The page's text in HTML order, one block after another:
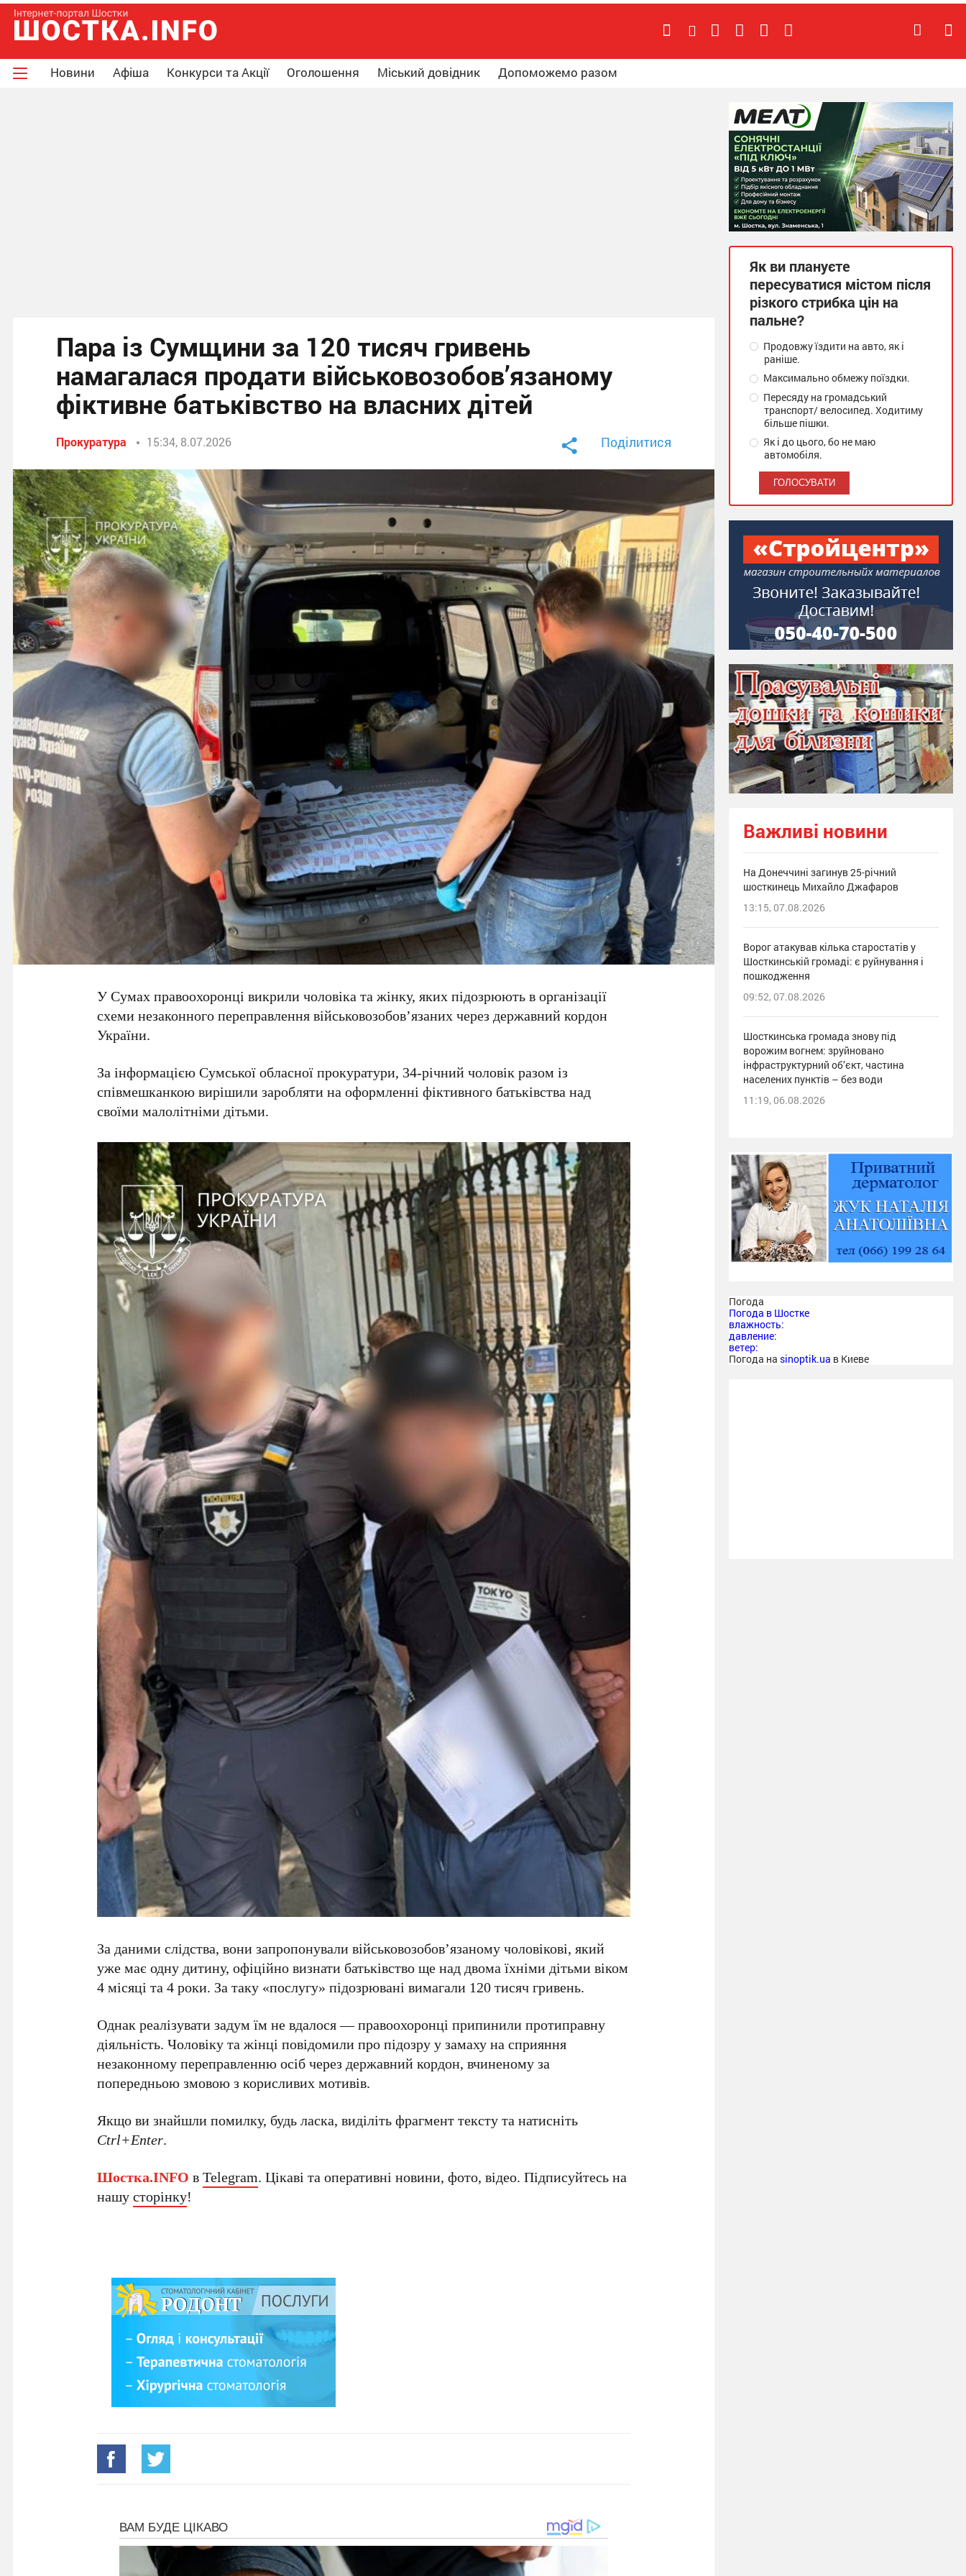
Новини Афіша Конкурси та Акції Оголошення Міський довідник Допоможемо разом
Пара із Сумщини за 120 тисяч гривень
намагалася продати військовозобов’язаному
фіктивне батьківство на власних дітей
Прокуратура 15:34, 8.07.2026 Поділитися
У Сумах правоохоронці викрили чоловіка та жінку, яких підозрюють в організації
схеми незаконного переправлення військовозобов’язаних через державний кордон
України.
За інформацією Сумської обласної прокуратури, 34-річний чоловік разом із
співмешканкою вирішили заробляти на оформленні фіктивного батьківства над
своїми малолітніми дітьми.
За даними слідства, вони запропонували військовозобов’язаному чоловікові, який
уже має одну дитину, офіційно визнати батьківство ще над двома їхніми дітьми віком
4 місяці та 4 роки. За таку «послугу» підозрювані вимагали 120 тисяч гривень.
Однак реалізувати задум їм не вдалося — правоохоронці припинили протиправну
діяльність. Чоловіку та жінці повідомили про підозру у замаху на сприяння
незаконному переправленню осіб через державний кордон, вчиненому за
попередньою змовою з корисливих мотивів.
Якщо ви знайшли помилку, будь ласка, виділіть фрагмент тексту та натисніть
Ctrl+Enter.
Шостка.INFO вTelegram. Цікаві та оперативні новини, фото, відео. Підписуйтесь на
нашусторінку!
Як ви плануєте
пересуватися містом після
різкого стрибка цін на
пальне?
Продовжу їздити на авто, як і
раніше.
Максимально обмежу поїздки.
Пересяду на громадський
транспорт/ велосипед. Ходитиму
більше пішки.
Як і до цього, бо не маю
автомобіля.
Важливі новини
На Донеччині загинув 25-річний
шосткинець Михайло Джафаров
13:15, 07.08.2026
Ворог атакував кілька старостатів у
Шосткинській громаді: є руйнування і
пошкодження
09:52, 07.08.2026
Шосткинська громада знову під
ворожим вогнем: зруйновано
інфраструктурний об’єкт, частина
населених пунктів – без води
11:19, 06.08.2026
Погода
Погода в Шостке
влажность:
давление:
ветер:
Погода на sinoptik.ua в Киеве